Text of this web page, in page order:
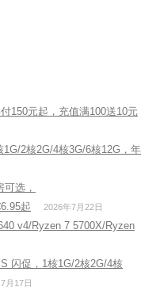
150元起，充值满100送10元
2核2G/4核3G/6核12G，年
选，
起
2026年7月22日
v4/Ryzen 7 5700X/Ryzen
闪促，1核1G/2核2G/4核
月17日